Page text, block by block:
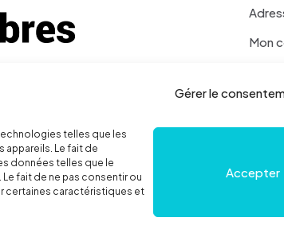
Gérer le
telles que les
Le fait de
données telles que le
fait de ne pas consentir ou
certaines caractéristiques et
Accepter
? Contactez moi !
7 86 36 78 52
Mon
Se